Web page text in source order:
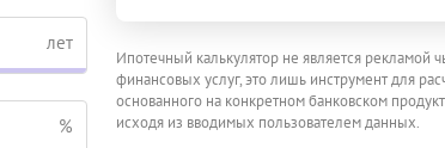
лет
%
Ипотечный калькулятор не является рекламой
финансовых услуг, это лишь инструмент для
основанного на конкретном банковском
исходя из вводимых пользователем данных.